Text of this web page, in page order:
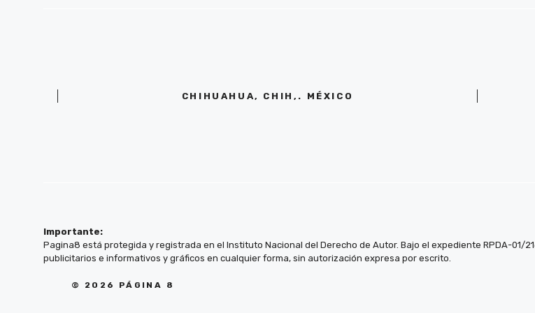
CHIHUAHUA, CHIH,. MÉXICO
Importante:
Pagina8 está protegida y registrada en el Instituto Nacional del Derecho de Autor. Bajo el expediente RPDA-01/
publicitarios e informativos y gráficos en cualquier forma, sin autorización expresa por escrito.
© 2026 PÁGINA 8